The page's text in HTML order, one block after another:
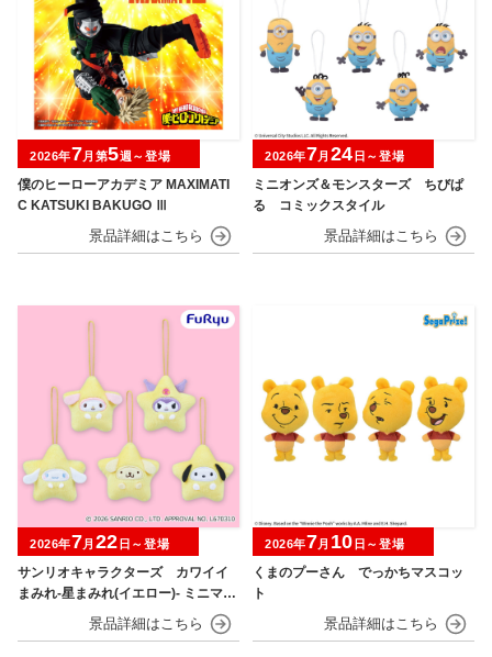
僕のヒーローアカデミア MAXIMATI
C KATSUKI BAKUGO Ⅲ
2026年7月第5週～登場
ミニオンズ＆モンスターズ ちびぱ
る コミックスタイル
2026年7月 24 日～登場
サンリオキャラクターズ カワイイ
まみれ-星まみれ(イエロー)- ミニマス
2026年7月 22 日～登場
くまのプーさん でっかちマスコッ
ト
2026年7月 10 日～登場